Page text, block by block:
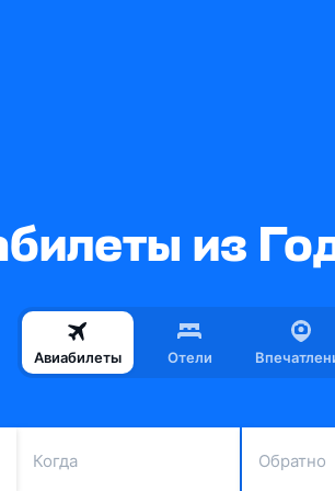
из
Авиабилеты Отели
Когда Обратно